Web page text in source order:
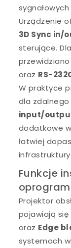
Urządzenie
3D Sync in/
sterujące.
przewidziano
oraz RS-
W praktyce
dla
input/
dodatkowe
łatwiej
infrastruktury.
Funkcje
Projektor
pojawiają się
oraz Edge
systemach